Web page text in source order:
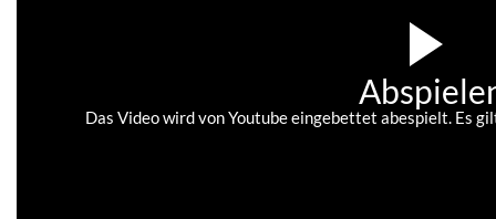
Das Video wird von Youtube eingebettet abespielt. Es